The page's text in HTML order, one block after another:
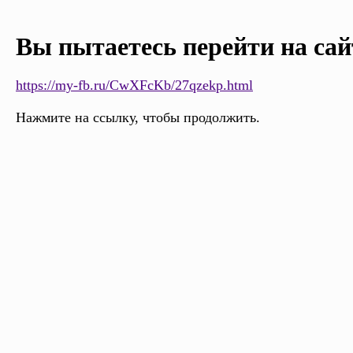
Вы пытаетесь перейти на
https://my-fb.ru/CwXFcKb/27qzekp.html
Нажмите на ссылку, чтобы продолжить.